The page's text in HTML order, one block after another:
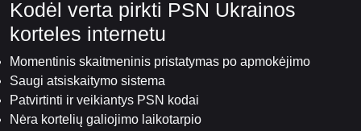
Kodėl verta pirkti PSN Ukrainos
korteles internetu
Momentinis skaitmeninis pristatymas po apmokėjimo
Saugi atsiskaitymo sistema
Patvirtinti ir veikiantys PSN kodai
Nėra kortelių galiojimo laikotarpio